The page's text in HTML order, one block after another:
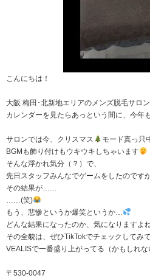
こんにちは！
大阪 梅田･北新地エリアのメンズ脱毛サロ
カレンダーを見たらあっという間に、今年
サロンでは今、クリスマス
モード真っ只
BGMも飾り付けもウキウキしちゃいます
そんな浮かれ気分（？）で、
先日スタッフみんなでゲームをしたのです
その結果が……
……(笑)
もう、悲惨というか爆笑というか…
どんな結果になったのか、気になりますよ
その全貌は、ぜひTikTokでチェックしてみ
VEALISで一番盛り上がってる（かもしれ
〒530-0047